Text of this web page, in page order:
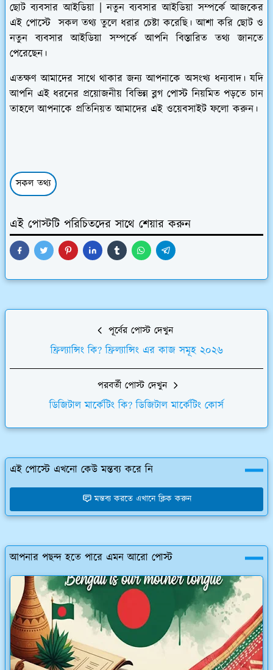
ছোট ব্যবসার আইডিয়া | নতুন ব্যবসার আইডিয়া সম্পর্কে আজকের
এই পোস্টে সকল তথ্য তুলে ধরার চেষ্টা করেছি। আশা করি ছোট ও
নতুন ব্যবসার আইডিয়া সম্পর্কে আপনি বিস্তারিত তথ্য জানতে
পেরেছেন।
এতক্ষণ আমাদের সাথে থাকার জন্য আপনাকে অসংখ্য ধন্যবাদ। যদি
আপনি এই ধরনের প্রয়োজনীয় বিভিন্ন ব্লগ পোস্ট নিয়মিত পড়তে চান
তাহলে আপনাকে প্রতিনিয়ত আমাদের এই ওয়েবসাইট ফলো করুন।
সকল তথ্য
এই পোস্টটি পরিচিতদের সাথে শেয়ার করুন
পূর্বের পোস্ট দেখুন
ফ্রিল্যান্সিং কি? ফ্রিল্যান্সিং এর কাজ সমূহ ২০২৬
পরবর্তী পোস্ট দেখুন
ডিজিটাল মার্কেটিং কি? ডিজিটাল মার্কেটিং কোর্স
এই পোস্টে এখনো কেউ মন্তব্য করে নি
মন্তব্য করতে এখানে ক্লিক করুন
আপনার পছন্দ হতে পারে এমন আরো পোস্ট